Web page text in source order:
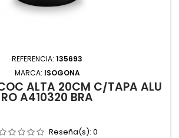
REFERENCIA: 135693
MARCA: ISOGONA
ALTA 20CM C/TAPA ALU
RO A410320 BRA
Reseña(s): 0